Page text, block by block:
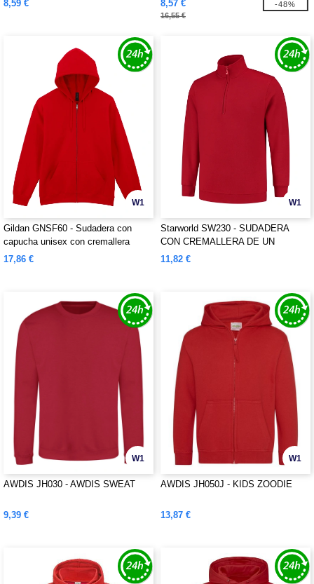
8,59 € 8,57 €
16,55 €
-48%
W1
Gildan GNSF60 - Sudadera con
capucha unisex con cremallera
17,86 €
W1
Starworld SW230 - SUDADERA
CON CREMALLERA DE UN
CUARTO PARA HOMBRE
11,82 €
W1
AWDIS JH030 - AWDIS SWEAT
9,39 €
W1
AWDIS JH050J - KIDS ZOODIE
13,87 €